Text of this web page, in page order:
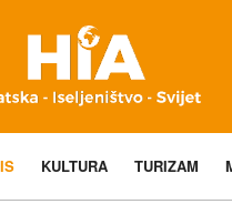
KULTURA TURIZAM